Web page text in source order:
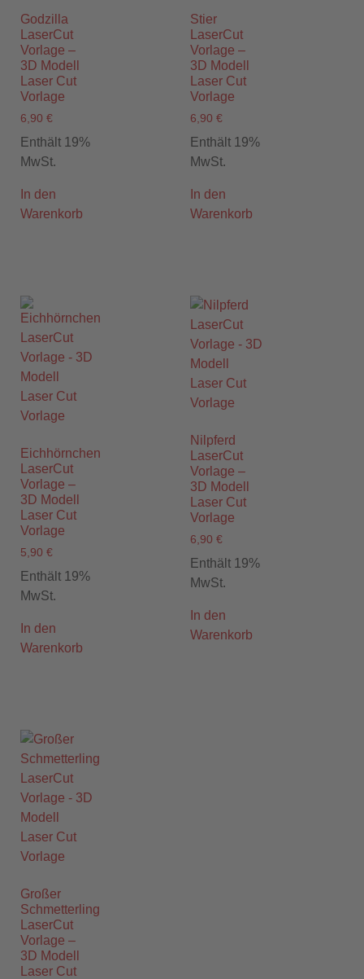
Godzilla
LaserCut
Vorlage –
3D Modell
Laser Cut
Vorlage
6,90 €
Enthält 19%
MwSt.
In den
Warenkorb
Stier
LaserCut
Vorlage –
3D Modell
Laser Cut
Vorlage
6,90 €
Enthält 19%
MwSt.
In den
Warenkorb
Eichhörnchen
LaserCut
Vorlage –
3D Modell
Laser Cut
Vorlage
5,90 €
Enthält 19%
MwSt.
In den
Warenkorb
Nilpferd
LaserCut
Vorlage –
3D Modell
Laser Cut
Vorlage
6,90 €
Enthält 19%
MwSt.
In den
Warenkorb
Großer
Schmetterling
LaserCut
Vorlage –
3D Modell
Laser Cut